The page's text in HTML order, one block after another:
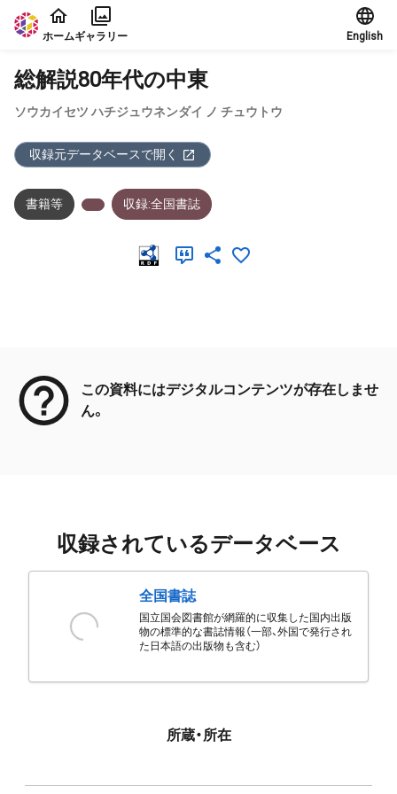
本文に飛ぶ
ホームギャラリー English
総解説80年代の中東
ソウカイセツ ハチジュウネンダイ ノ チュウトウ
収録元データベースで開く
書籍等 収録:全国書誌
この資料にはデジタルコンテンツが存在しませ
ん。
収録されているデータベース
全国書誌
国立国会図書館が網羅的に収集した国内出版
物の標準的な書誌情報（一部、外国で発行され
た日本語の出版物も含む）
所蔵・所在